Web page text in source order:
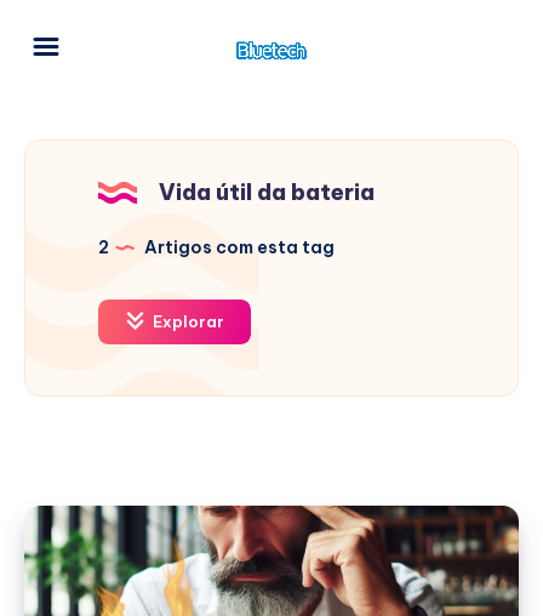
Vida útil da bateria
2 Artigos com esta tag
Explorar